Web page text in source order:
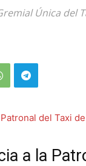
Única
a la